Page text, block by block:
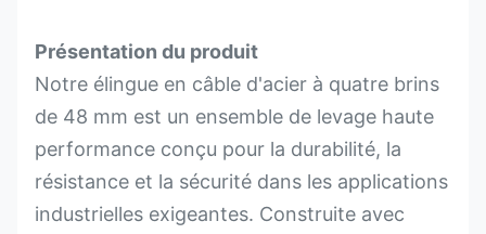
Présentation du produit
Notre élingue en câble d'acier à quatre brins
de 48 mm est un ensemble de levage haute
performance conçu pour la durabilité, la
résistance et la sécurité dans les applications
industrielles exigeantes. Construite avec